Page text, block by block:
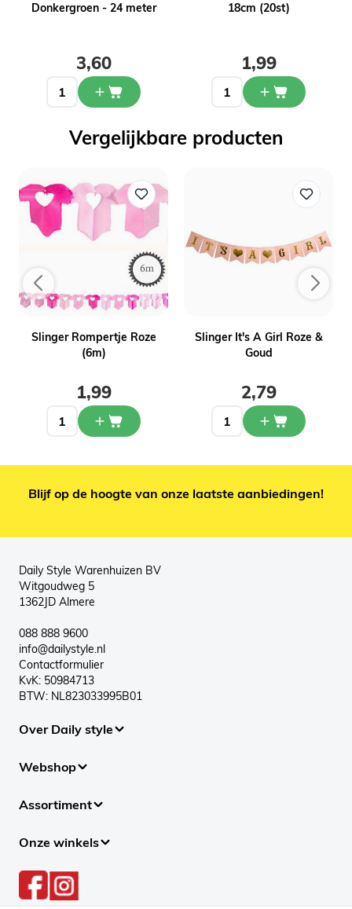
Donkergroen - 24 meter
3,60
18cm (20st)
1,99
Vergelijkbare producten
Slinger Rompertje Roze
(6m)
1,99
Slinger It's A Girl Roze &
Goud
2,79
Blijf op de hoogte van onze laatste aanbiedingen!
Daily Style Warenhuizen BV
Witgoudweg 5
1362JD Almere
088 888 9600
info@dailystyle.nl
Contactformulier
KvK: 50984713
BTW: NL823033995B01
Over Daily style
Webshop
Assortiment
Onze winkels